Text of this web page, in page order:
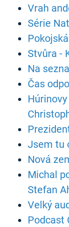
Vrah
Série
Stvůra -
Na
Čas
Jsem tu
Nová
Michal
Stefan
Velký
Podcast